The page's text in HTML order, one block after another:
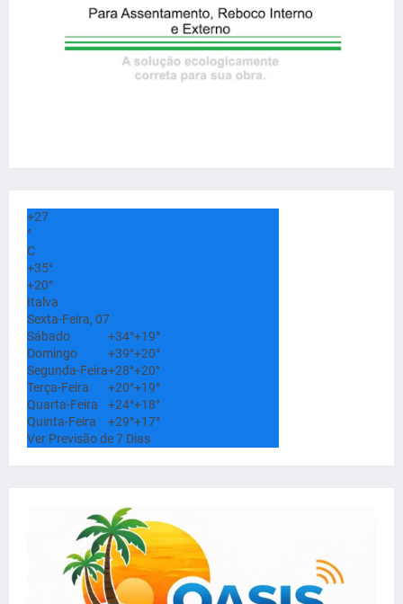
+27
°
C
+35°
+20°
Italva
Sexta-Feira, 07
Sábado
+34°+19°
Domingo
+39°+20°
Segunda-Feira+28°+20°
Terça-Feira
+20°+19°
Quarta-Feira
+24°+18°
Quinta-Feira
+29°+17°
Ver Previsão de 7 Dias